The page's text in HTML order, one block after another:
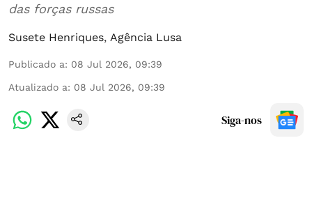
das forças russas
Susete Henriques, Agência Lusa
Publicado a: 08 Jul 2026, 09:39
Atualizado a: 08 Jul 2026, 09:39
Siga-nos